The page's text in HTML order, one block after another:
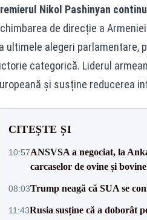
Nikol Pashinyan
de direcție a
ultimele alegeri parlamentare,
categorică. Liderul
și susține reducerea
CITEȘTE ȘI
10:57ANSVSA a negociat, la
carcaselor de ovine și bovine
08:03Trump neagă că SUA se
11:43Rusia susține că a doborât